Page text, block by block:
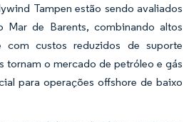
Tampen estão sendo avaliados
Mar de Barents, combinando altos
com custos reduzidos de suporte
tornam o mercado de petróleo e gás
para operações offshore de baixo